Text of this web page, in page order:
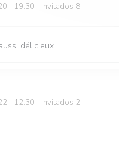
- 19:30 - Invitados 8
délicieux
- 12:30 - Invitados 2